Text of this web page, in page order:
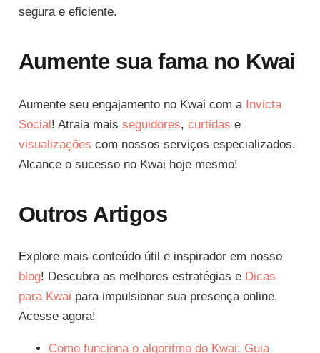
segura e eficiente.
Aumente sua fama no Kwai
Aumente seu engajamento no Kwai com a Invicta
Social! Atraia mais seguidores, curtidas e
visualizações com nossos serviços especializados.
Alcance o sucesso no Kwai hoje mesmo!
Outros Artigos
Explore mais conteúdo útil e inspirador em nosso
blog! Descubra as melhores estratégias e Dicas
para Kwai para impulsionar sua presença online.
Acesse agora!
Como funciona o algoritmo do Kwai: Guia